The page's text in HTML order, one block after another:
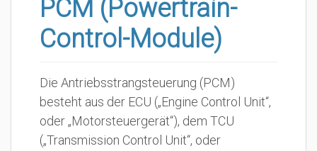
PCM (Powertrain-
Control-Module)
Die Antriebsstrangsteuerung (PCM)
besteht aus der ECU („Engine Control Unit“,
oder „Motorsteuergerät“), dem TCU
(„Transmission Control Unit“, oder